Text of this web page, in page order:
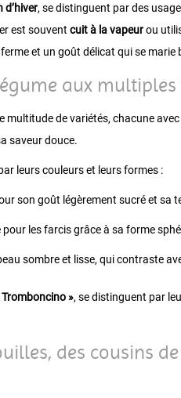
d’hiver, se distinguent par des
est souvent cuit à la vapeurou
et un goût délicat qui se marie
aux multiples
multitude de variétés, chacune
saveur douce.
leurs couleurs et leurs formes :
son goût légèrement sucré et sa
les farcis grâce à sa forme
sombre et lisse, qui contraste
Tromboncino », se distinguent par
des cousins